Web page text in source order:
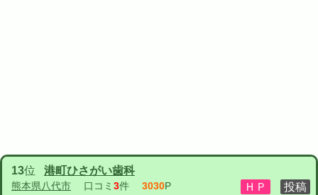
13位 港町ひさがい歯科
熊本県八代市 口コミ 3件 3030P